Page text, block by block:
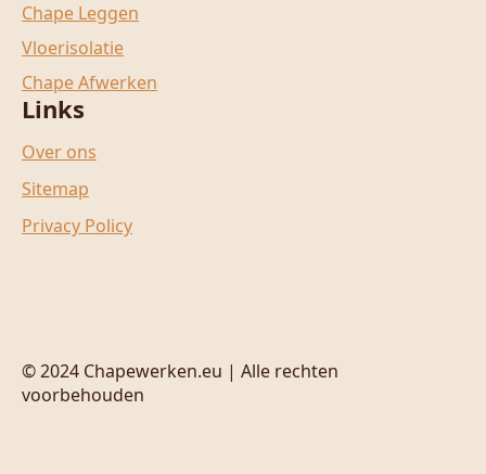
Chape Leggen
Vloerisolatie
Chape Afwerken
Links
Over ons
Sitemap
Privacy Policy
© 2024 Chapewerken.eu | Alle rechten
voorbehouden